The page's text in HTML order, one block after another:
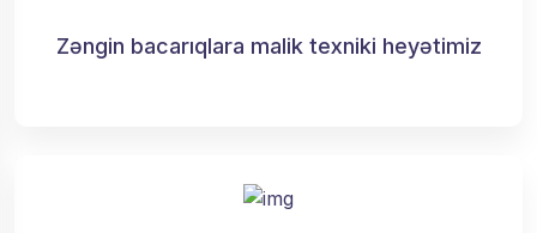
Zəngin bacarıqlara malik texniki heyətimiz